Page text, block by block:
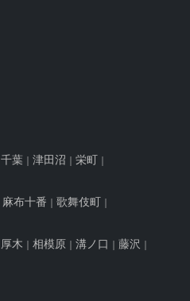
千葉 津田沼 栄町
麻布十番 歌舞伎町
厚木 相模原 溝ノ口 藤沢